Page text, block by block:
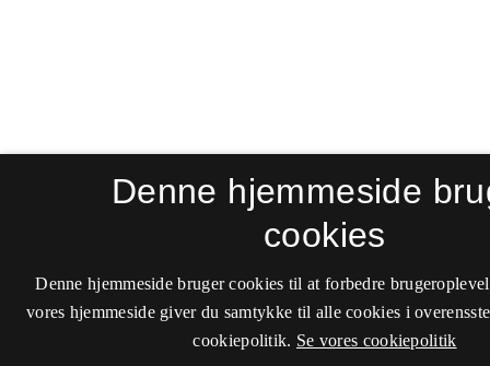
Denne hjemmeside
cookies
Denne hjemmeside bruger cookies til at forbedre
vores hjemmeside giver du samtykke til alle cookies i
cookiepolitik. Se vores cookiepolitik